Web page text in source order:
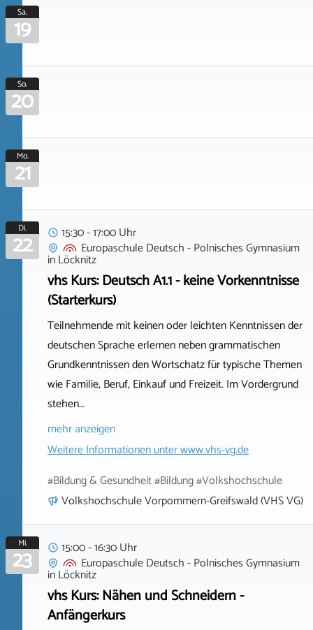
Sa.
19
So.
20
Mo.
21
Di.
22
15:30 - 17:00 Uhr
Europaschule Deutsch - Polnisches Gymnasium
inLöcknitz
vhs Kurs: Deutsch A1.1 - keine Vorkenntnisse
(Starterkurs)
Teilnehmende mit keinen oder leichten Kenntnissen der
deutschen Sprache erlernen neben grammatischen
Grundkenntnissen den Wortschatz für typische Themen
wie Familie, Beruf, Einkauf und Freizeit. Im Vordergrund
stehen…
mehr anzeigen
Weitere Informationen unterwww.vhs-vg.de
#Bildung & Gesundheit #Bildung #Volkshochschule
Volkshochschule Vorpommern-Greifswald (VHS VG)
Mi.
23
15:00 - 16:30 Uhr
Europaschule Deutsch - Polnisches Gymnasium
inLöcknitz
vhs Kurs: Nähen und Schneidern -
Anfängerkurs